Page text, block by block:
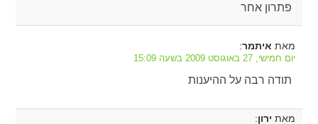
פתרון אחר
מאת איתמר:
יום חמישי, 27 באוגוסט 2009 בשעה 15:09
תודה רבה על ההיענות
מאת ירון: